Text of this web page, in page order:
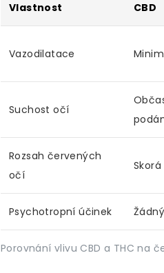
Porovnání vlivu CBD a THC na
Vlastnost CBD
Vazodilatace
Suchost očí
Rozsah červených
očí
Psychotropní účinek Žádný